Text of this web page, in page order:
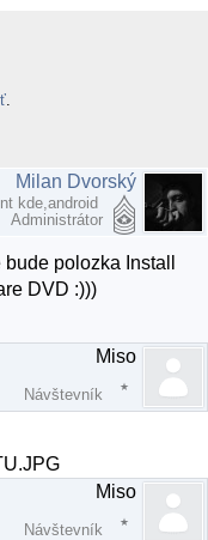
Milan Dvorský
kde,android
Administrátor
polozka Install
DVD :)))
Miso
Návštevník
Miso
Návštevník